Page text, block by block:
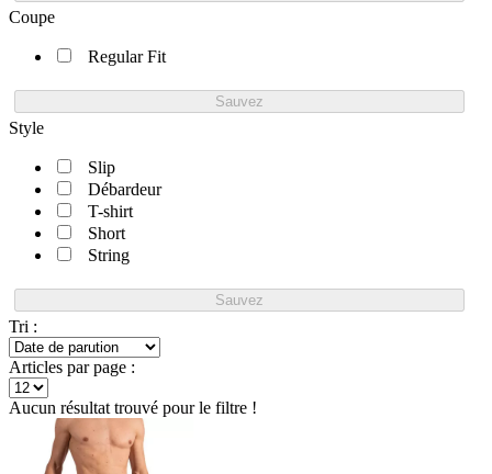
Coupe
Regular Fit
Sauvez
Style
Slip
Débardeur
T-shirt
Short
String
Sauvez
Tri :
Articles par page :
Aucun résultat trouvé pour le filtre !